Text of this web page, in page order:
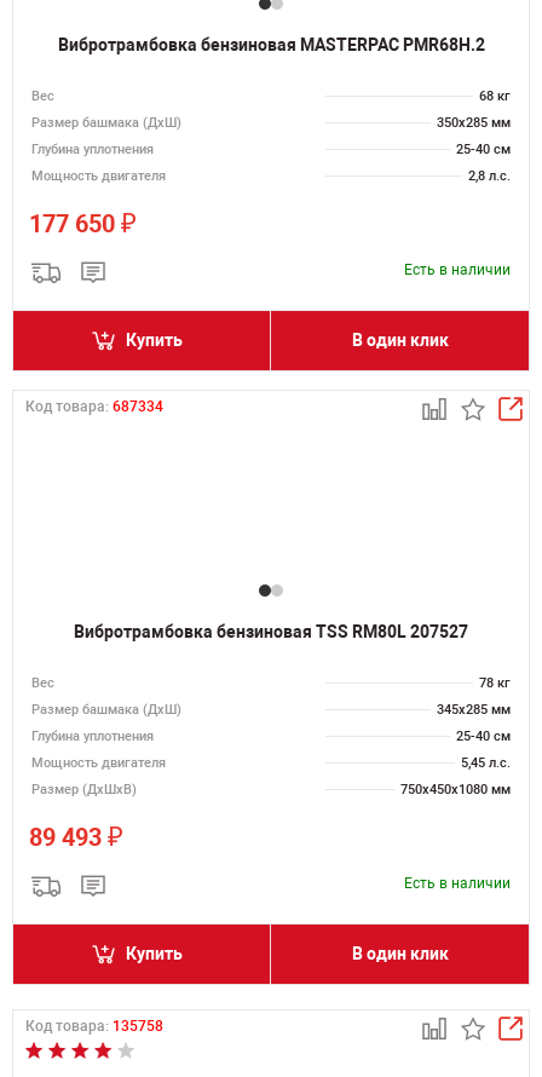
Вибротрамбовка бензиновая MASTERPAC PMR68H.2
Вес
68 кг
Размер башмака (ДхШ)
350х285 мм
Глубина уплотнения
25-40 см
Мощность двигателя
2,8 л.с.
177 650 ₽
Есть в наличии
Купить В один клик
Код товара: 687334
Вибротрамбовка бензиновая TSS RM80L 207527
Вес
78 кг
Размер башмака (ДхШ)
345х285 мм
Глубина уплотнения
25-40 см
Мощность двигателя
5,45 л.с.
Размер (ДхШхВ)
750х450х1080 мм
89 493 ₽
Есть в наличии
Купить В один клик
Код товара: 135758